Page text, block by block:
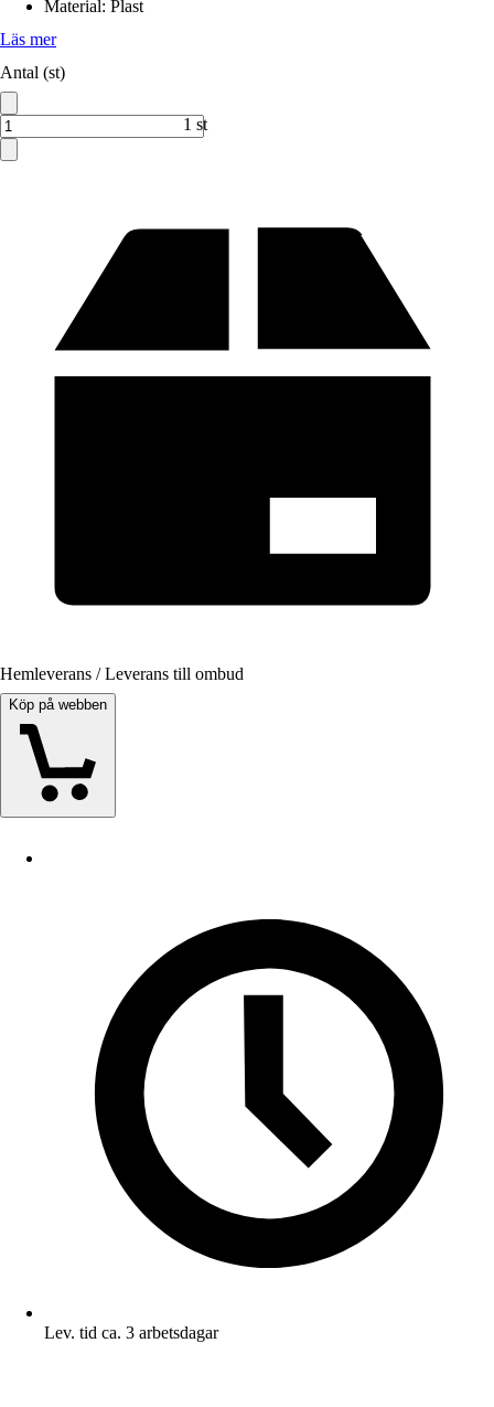
Material: Plast
Läs mer
Antal (st)
1 st
Hemleverans / Leverans till ombud
Köp på webben
Lev. tid ca. 3 arbetsdagar